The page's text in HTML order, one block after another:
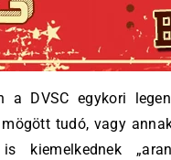
a DVSC egykori
tudó, vagy
kiemelkednek